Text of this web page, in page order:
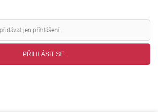
PŘIHLÁSIT SE